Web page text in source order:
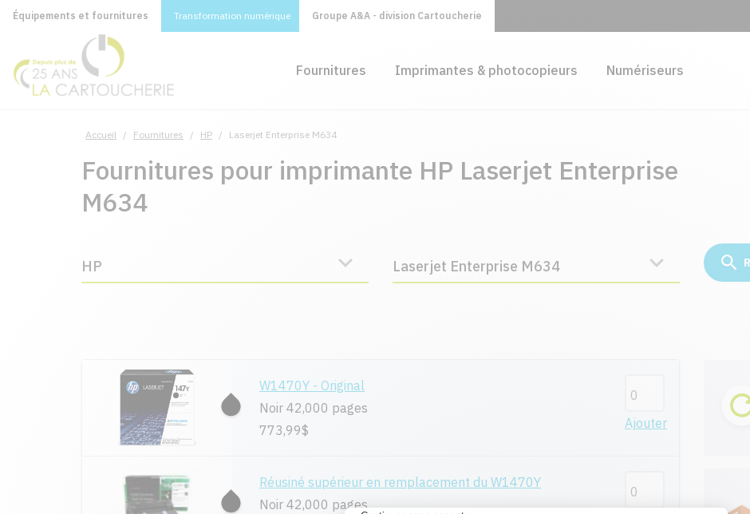
Équipements et fournitures Transformation numérique Groupe A&A - division Cartoucherie
Fournitures Imprimantes & photocopieurs Numériseurs
Accueil / Fournitures / HP / Laserjet Enterprise M634
Fournitures pour imprimante HP Laserjet Enterprise
M634
HP Laserjet Enterprise M634
W1470Y - Original
Noir 42,000 pages
773,99$
Ajouter
Réusiné supérieur en remplacement du W1470Y
Noir 42,000 pages